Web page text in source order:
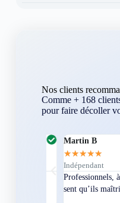
Nos clients
Comme + 168
pour faire décoller
Martin B
★★★
Indépendant
Professionnels, à
sent qu’ils